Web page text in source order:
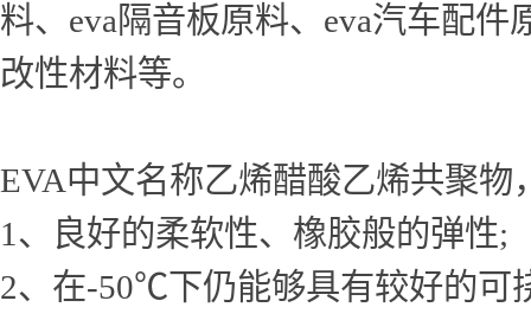
料、eva隔音板原料、eva汽车配件
改性材料等。
EVA中文名称乙烯醋酸乙烯共聚物
1、良好的柔软性、橡胶般的弹性;
2、在-50℃下仍能够具有较好的可